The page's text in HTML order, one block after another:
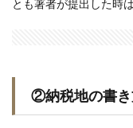
とも著者が提出した時
②納税地の書